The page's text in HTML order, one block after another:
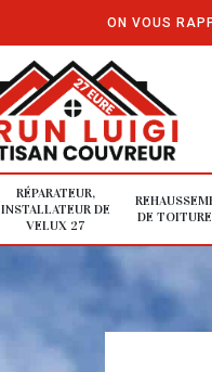
ON VOUS
RÉPARATEUR,
INSTALLATEUR DE
VELUX 27
DE